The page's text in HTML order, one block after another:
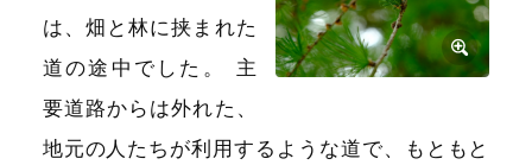
は、畑と林に挟まれた
道の途中でした 。
主
要道路からは外れた、
地元の人たちが利用するような道で、もともと